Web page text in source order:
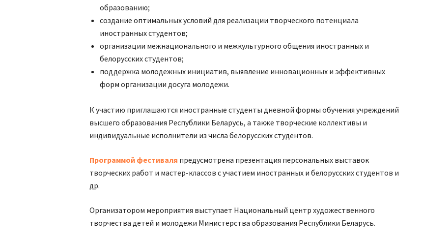
образованию;
создание оптимальных условий для реализации творческого потенциала
иностранных студентов;
организации межнационального и межкультурного общения иностранных и
белорусских студентов;
поддержка молодежных инициатив, выявление инновационных и эффективных
форм организации досуга молодежи.
К участию приглашаются иностранные студенты дневной формы обучения учреждений
высшего образования Республики Беларусь, а также творческие коллективы и
индивидуальные исполнители из числа белорусских студентов.
Программой фестиваля предусмотрена презентация персональных выставок
творческих работ и мастер-классов с участием иностранных и белорусских студентов и
др.
Организатором мероприятия выступает Национальный центр художественного
творчества детей и молодежи Министерства образования Республики Беларусь.